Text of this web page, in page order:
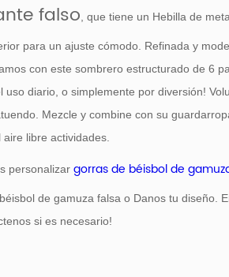
falso, que tiene un Hebilla de
para un ajuste cómodo. Refinada y
con este sombrero estructurado de 6
uso diario, o simplemente por diversión!
Mezcle y combine con su
libre actividades.
personalizar gorras de béisbol de
de gamuza falsa o Danos tu diseño.
si es necesario!